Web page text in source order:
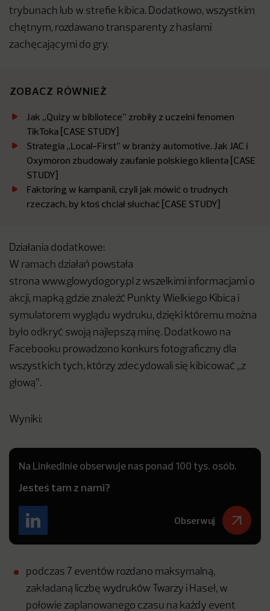
trybunach lub w strefie kibica. Dodatkowo, wszystkim
chętnym, rozdawano transparenty z hasłami
zachęcającymi do gry.
ZOBACZ RÓWNIEŻ
Jak „Quizy w bibliotece” zrobiły z uczelni fenomen
TikToka [CASE STUDY]
Strategia „Local-First” w branży automotive. Jak JAC i
Oxymoron zbudowały zaufanie polskiego klienta [CASE
STUDY]
Faktoring w kampanii, czyli jak mówić o trudnych
rzeczach, by ktoś chciał słuchać [CASE STUDY]
Działania dodatkowe:
W ramach działań powstała
strona www.glowydogory.pl z wszelkimi informacjami o
akcji, mapką gdzie znaleźć Punkty Wielkiego Kibica i
symulatorem wyglądu wydruku, dzięki któremu można
było odkryć swoją najlepszą minę. Dodatkowo na
Facebooku prowadzono konkurs fotograficzny dla
wszystkich tych, którzy zdecydowali się kibicować „z
głową”.
Wyniki:
Na LinkedInie obserwuje nas ponad 100 tys. osób.
Jesteś tam z nami?
Obserwuj
podczas 7 eventów rozdano maksymalną,
zakładaną liczbę wydruków Twarzy i Haseł, w
połowie zaplanowanego czasu na każdy event